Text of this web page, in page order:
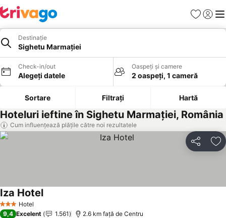
Favorite
Destinație
Sighetu Marmației
Check-in/out
Alegeți datele
Oaspeți și camere
2 oaspeți, 1 cameră
Sortare Filtrați Hartă
Hoteluri ieftine în Sighetu Marmației, România
Cum influențează plățile către noi rezultatele
Distribuiți
3 SteleHotel
Iza HotelVedeți prețurile
9,4 Excelent 1.561 2.6 km faţă de Centru